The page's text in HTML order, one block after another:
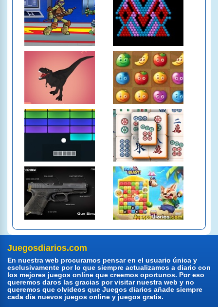
Juegosdiarios.com
En nuestra web procuramos pensar en el usuario única y
esclusivamente por lo que siempre actualizamos a diario con
los mejores juegos online que creemos oportunos. Por eso
queremos daros las gracias por visitar nuestra web y no
queremos que olvideos que Juegos diarios añade siempre
cada día nuevos juegos online y juegos gratis.